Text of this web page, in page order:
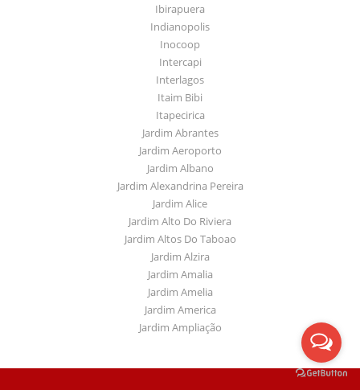
Ibirapuera
Indianopolis
Inocoop
Intercapi
Interlagos
Itaim Bibi
Itapecirica
Jardim Abrantes
Jardim Aeroporto
Jardim Albano
Jardim Alexandrina Pereira
Jardim Alice
Jardim Alto Do Riviera
Jardim Altos Do Taboao
Jardim Alzira
Jardim Amalia
Jardim Amelia
Jardim America
Jardim Ampliação